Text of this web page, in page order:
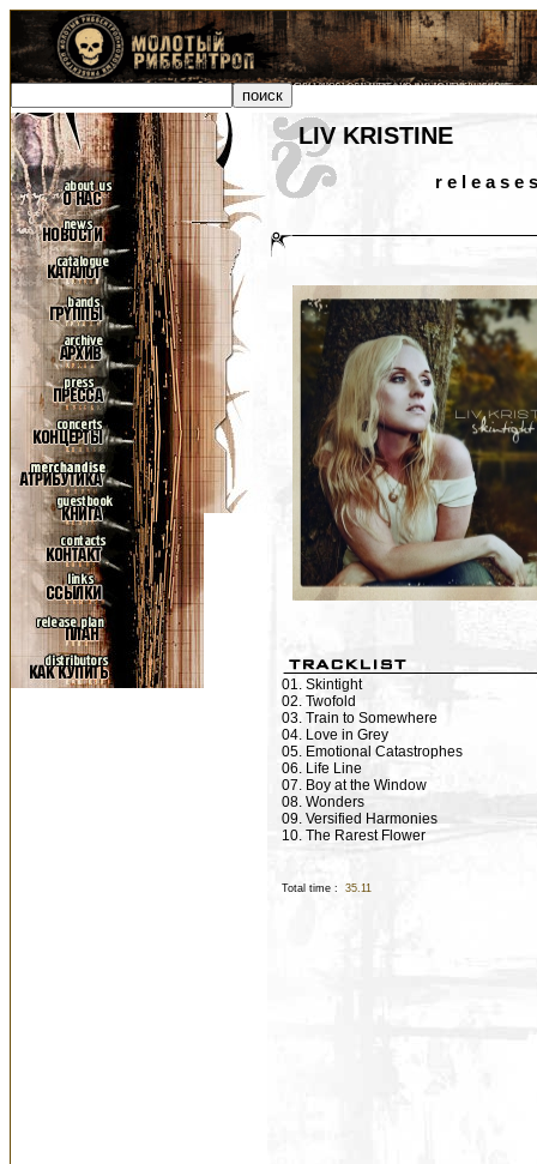
LIV KRISTINE
r e l e a s e s
01. Skintight
02. Twofold
03. Train to Somewhere
04. Love in Grey
05. Emotional Catastrophes
06. Life Line
07. Boy at the Window
08. Wonders
09. Versified Harmonies
10. The Rarest Flower
Total time : 35.11